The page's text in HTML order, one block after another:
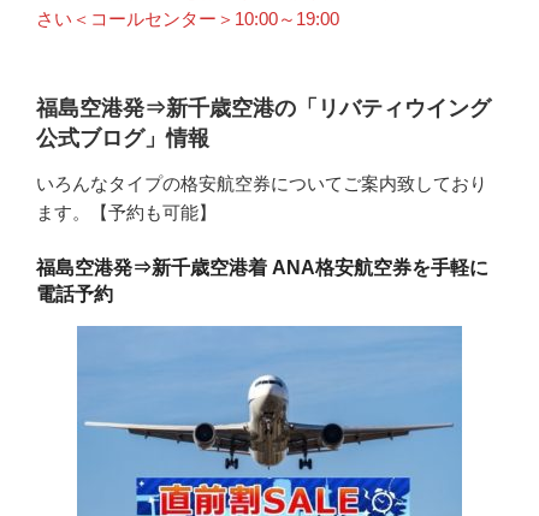
さい＜コールセンター＞10:00～19:00
福島空港発⇒新千歳空港の「リバティウイング
公式ブログ」情報
いろんなタイプの格安航空券についてご案内致しており
ます。【予約も可能】
福島空港発⇒新千歳空港着 ANA格安航空券を手軽に
電話予約